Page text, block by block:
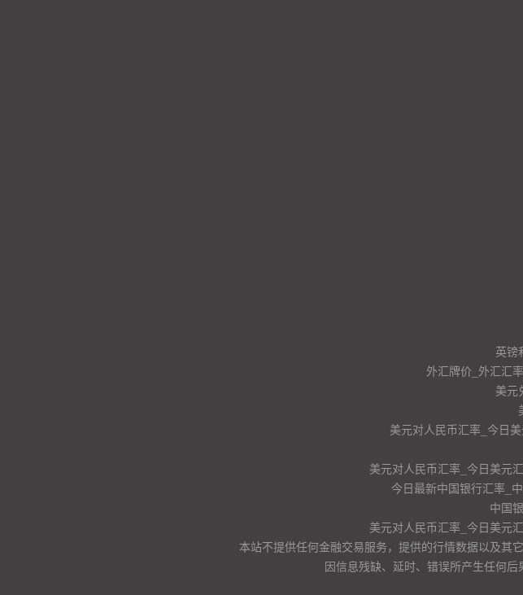
英镑
外汇牌价_外汇汇
美元
美元对人民币汇率_今日
美元对人民币汇率_今日美元
今日最新中国银行汇率_
中国
美元对人民币汇率_今日美元
本站不提供任何金融交易服务，提供的行情数据以及其
因信息残缺、延时、错误所产生任何后